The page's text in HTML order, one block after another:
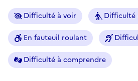
Difficulté à voir Difficulté
En fauteuil roulant
Difficulté à comprendre